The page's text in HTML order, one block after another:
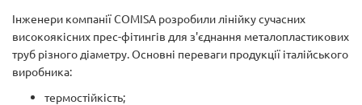
Інженери компанії COMISA розробили лінійку сучасних
високоякісних прес-фітингів для з'єднання металопластикових
труб різного діаметру. Основні переваги продукції італійського
виробника:
термостійкість;